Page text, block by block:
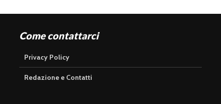
Come contattarci
Privacy Policy
Redazione e Contatti